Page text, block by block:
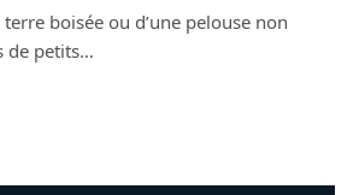
terre boisée ou d’une pelouse non
de petits…